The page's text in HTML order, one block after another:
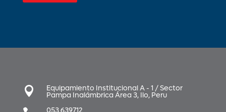
 Equipamiento Institucional A - 1 / Sector
Pampa Inalámbrica Área 3, Ilo, Peru